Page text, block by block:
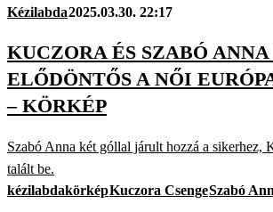
Kézilabda2025.03.30. 22:17
KUCZORA ÉS SZABÓ ANNA
ELŐDÖNTŐS A NŐI
– KÖRKÉP
Szabó Anna két góllal járult hozzá a sikerhez,
talált be.
kézilabdakörképKuczora CsengeSzabó